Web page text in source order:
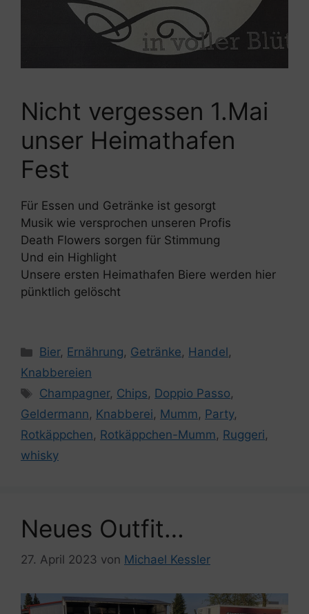
Nicht vergessen 1.Mai
unser Heimathafen
Fest
Für Essen und Getränke ist gesorgt
Musik wie versprochen unseren Profis
Death Flowers sorgen für Stimmung
Und ein Highlight
Unsere ersten Heimathafen Biere werden hier
pünktlich gelöscht
Kategorien
Bier, Ernährung, Getränke, Handel,
Knabbereien
Schlagwörter
Champagner, Chips, Doppio Passo,
Geldermann, Knabberei, Mumm, Party,
Rotkäppchen, Rotkäppchen-Mumm, Ruggeri,
whisky
Neues Outfit…
27. April 2023 von Michael Kessler